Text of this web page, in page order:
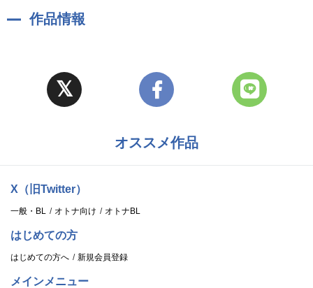
作品情報
オススメ作品
X（旧Twitter）
一般・BL オトナ向け オトナBL
はじめての方
はじめての方へ 新規会員登録
メインメニュー